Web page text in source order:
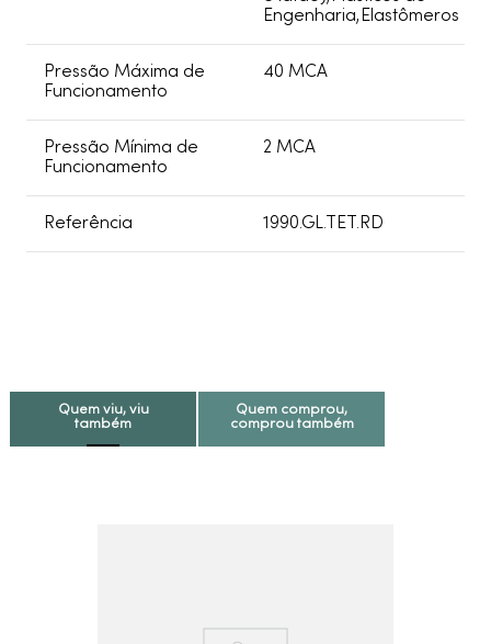
Engenharia,Elastômeros
Pressão Máxima de
Funcionamento
40 MCA
Pressão Mínima de
Funcionamento
2 MCA
Referência 1990.GL.TET.RD
Quem viu, viu
também
Quem comprou,
comprou também